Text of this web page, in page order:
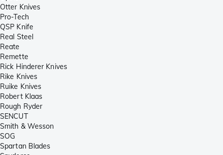
Otter Knives
Pro-Tech
QSP Knife
Real Steel
Reate
Remette
Rick Hinderer Knives
Rike Knives
Ruike Knives
Robert Klaas
Rough Ryder
SENCUT
Smith & Wesson
SOG
Spartan Blades